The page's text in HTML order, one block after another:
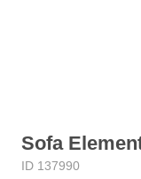
Sofa
ID 137990